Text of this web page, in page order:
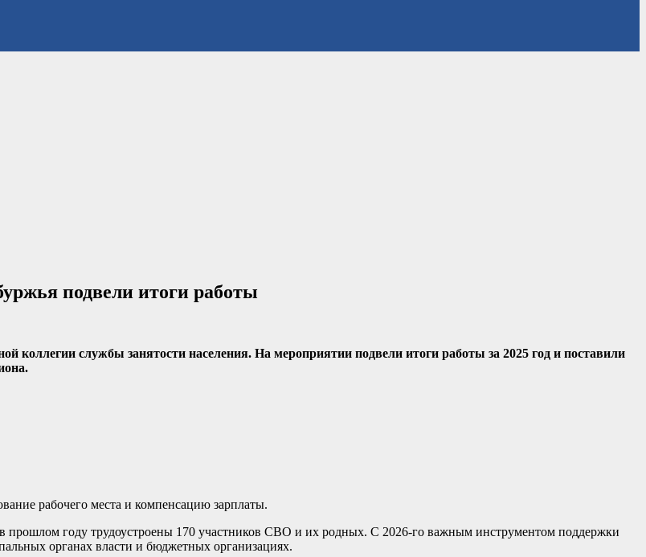
подвели итоги работы
коллегии службы занятости населения. На мероприятии подвели итоги работы за 2025 год и поставили
рабочего места и компенсацию зарплаты.
прошлом году трудоустроены 170 участников СВО и их родных. С 2026-го важным инструментом поддержки
органах власти и бюджетных организациях.